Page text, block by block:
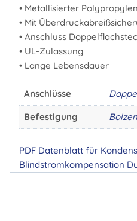
• Metallisierter
• Mit
• Anschluss
• UL-Zulassung
• Lange Lebensdauer
Anschlüsse
Befestigung
PDF Datenblatt für
Blindstromkompensation